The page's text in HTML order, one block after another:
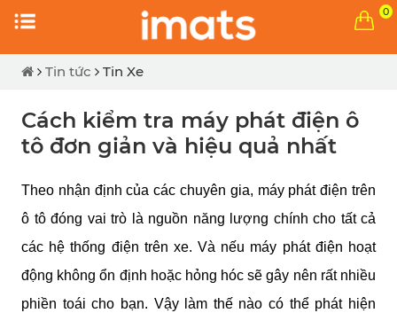
0
Tin tức Tin Xe
Cách kiểm tra máy phát điện ô
tô đơn giản và hiệu quả nhất
Theo nhận định của các chuyên gia, máy phát điện trên
ô tô đóng vai trò là nguồn năng lượng chính cho tất cả
các hệ thống điện trên xe. Và nếu máy phát điện hoạt
động không ổn định hoặc hỏng hóc sẽ gây nên rất nhiều
phiền toái cho bạn. Vậy làm thế nào có thể phát hiện